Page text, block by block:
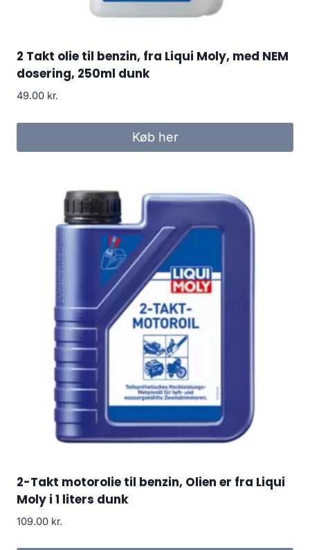
2 Takt olie til benzin, fra Liqui Moly, med NEM
dosering, 250ml dunk
49.00 kr.
Køb her
2-Takt motorolie til benzin, Olien er fra Liqui
Moly i 1 liters dunk
109.00 kr.